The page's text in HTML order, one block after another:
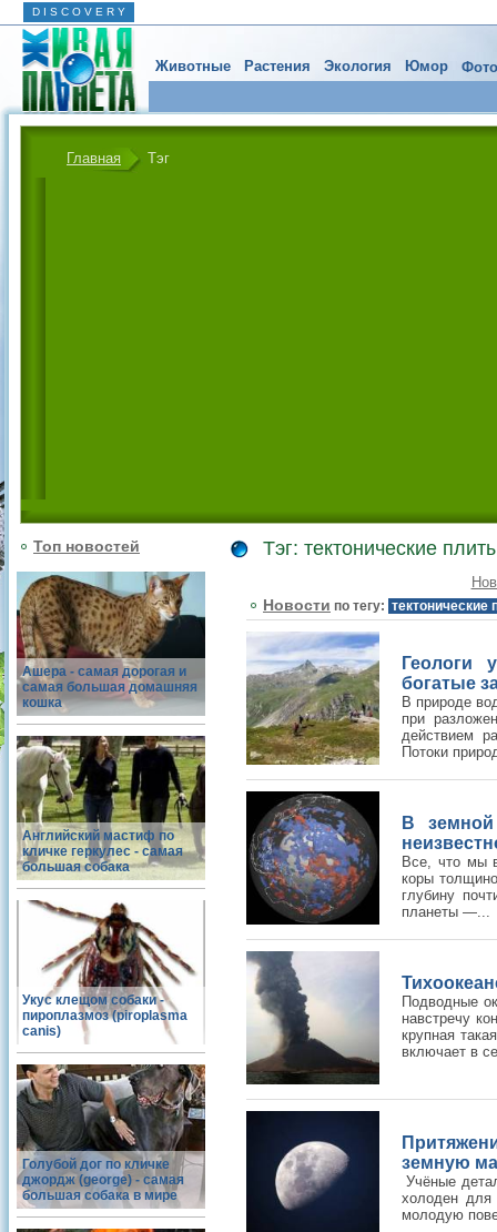
D I S C O V E R Y
Животные Растения Экология Юмор
Главная Тэг
Топ новостей
Ашера - самая дорогая и
самая большая домашняя
кошка
Английский мастиф по
кличке геркулес - самая
большая собака
Укус клещом собаки -
пироплазмоз (piroplasma
canis)
Голубой дог по кличке
джордж (george) - самая
большая собака в мире
Тэг: тектонические
Новости по тегу: тектонические
Геологи
богатые
В природе
при
действием
Потоки
В земной
Все, что мы
коры
глубину
планеты —...
Подводные
навстречу
крупная
включает в
земную
Учёные
холоден для
молодую